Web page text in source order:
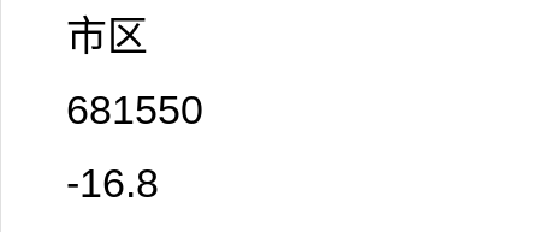
市区
681550
-16.8